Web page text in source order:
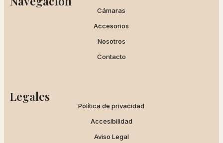
Cámaras
Accesorios
Nosotros
Contacto
Legales
Política de privacidad
Accesibilidad
Aviso Legal